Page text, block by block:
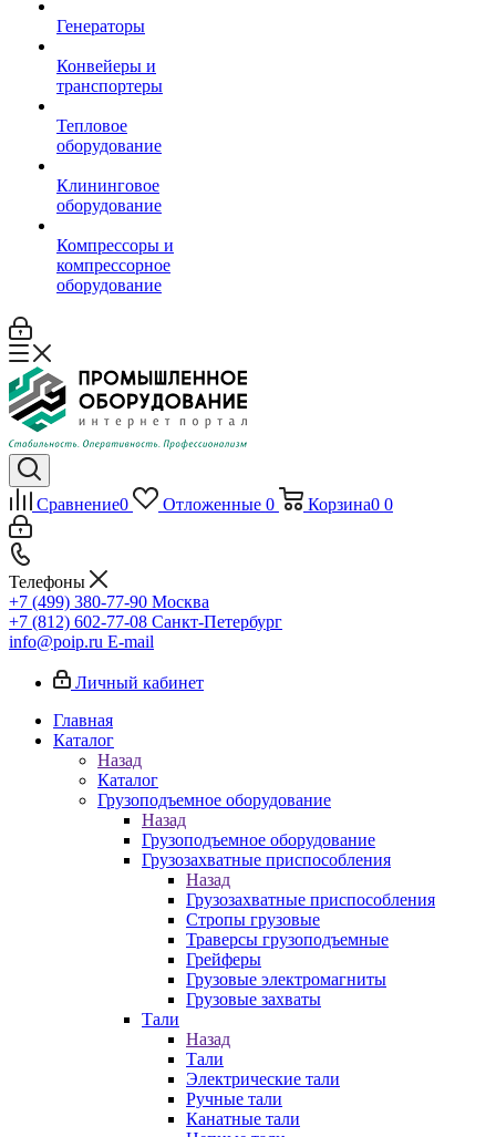
Генераторы
Конвейеры и
транспортеры
Тепловое
оборудование
Клининговое
оборудование
Компрессоры и
компрессорное
оборудование
Сравнение0 Отложенные 0 Корзина0 0
Телефоны
+7 (499) 380-77-90 Москва
+7 (812) 602-77-08 Санкт-Петербург
info@poip.ru E-mail
Личный кабинет
Главная
Каталог
Назад
Каталог
Грузоподъемное оборудование
Назад
Грузоподъемное оборудование
Грузозахватные приспособления
Назад
Грузозахватные приспособления
Стропы грузовые
Траверсы грузоподъемные
Грейферы
Грузовые электромагниты
Грузовые захваты
Тали
Назад
Тали
Электрические тали
Ручные тали
Канатные тали